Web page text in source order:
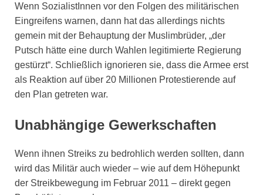
Wenn SozialistInnen vor den Folgen des militärischen
Eingreifens warnen, dann hat das allerdings nichts
gemein mit der Behauptung der Muslimbrüder, „der
Putsch hätte eine durch Wahlen legitimierte Regierung
gestürzt“. Schließlich ignorieren sie, dass die Armee erst
als Reaktion auf über 20 Millionen Protestierende auf
den Plan getreten war.
Unabhängige Gewerkschaften
Wenn ihnen Streiks zu bedrohlich werden sollten, dann
wird das Militär auch wieder – wie auf dem Höhepunkt
der Streikbewegung im Februar 2011 – direkt gegen